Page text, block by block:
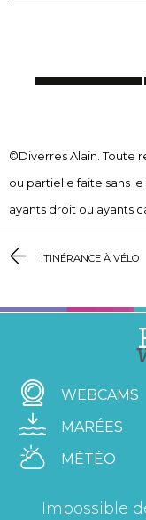
©Diverres Alain. Toute
ou partielle faite sans
ayants droit ou ayants
ITINÉRANCE À VÉLO
WEBCAMS
MARÉES
MÉTÉO
Impossible